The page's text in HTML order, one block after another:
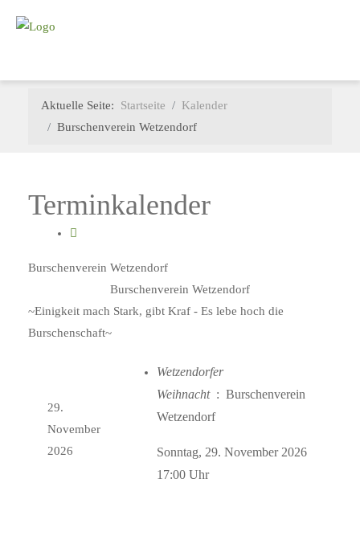
Aktuelle Seite: Startseite
Kalender
Burschenverein Wetzendorf
Terminkalender
Burschenverein Wetzendorf
Burschenverein Wetzendorf
~Einigkeit mach Stark, gibt Kraf - Es lebe hoch die
Burschenschaft~
29.
November
2026
Wetzendorfer
Weihnacht: Burschenverein
Wetzendorf
Sonntag, 29. November 2026
17:00 Uhr